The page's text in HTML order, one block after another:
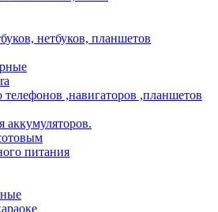
нетбуков, планшетов
телефонов ,навигаторов ,планшетов
аккумуляторов.
питания